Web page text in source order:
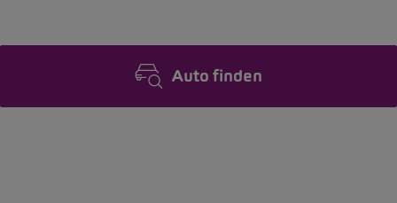
Auto finden